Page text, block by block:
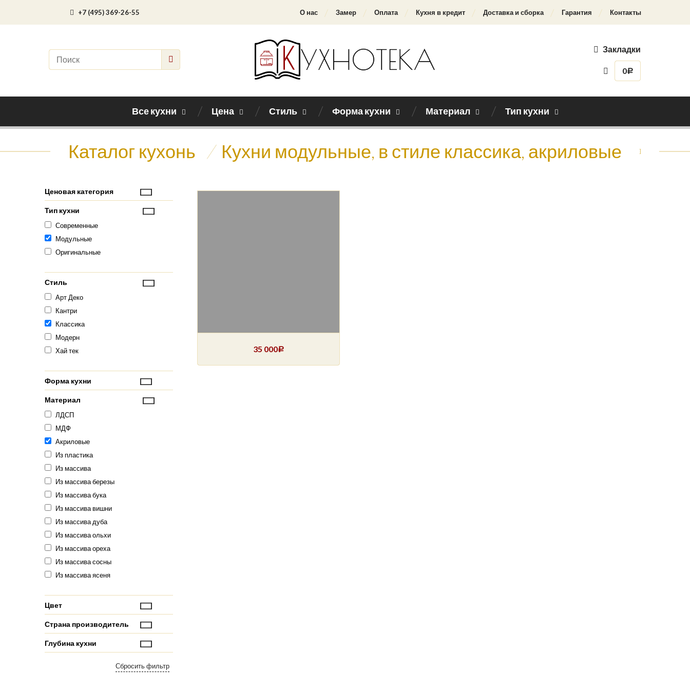
+7 (495) 369-26-55 О нас Замер Оплата Кухня в кредит Доставка и сборка Гарантия Контакты
Закладки
0Р
Все кухни Цена Стиль Форма кухни Материал Тип кухни
Каталог кухонь / Кухни модульные, в стиле классика, акриловые
Назад к каталогу
35 000Р
Ценовая категория
Тип кухни
Современные
Модульные
Оригинальные
Стиль
Арт Деко
Кантри
Классика
Модерн
Хай тек
Форма кухни
Материал
ЛДСП
МДФ
Акриловые
Из пластика
Из массива
Из массива березы
Из массива бука
Из массива вишни
Из массива дуба
Из массива ольхи
Из массива ореха
Из массива сосны
Из массива ясеня
Цвет
Страна производитель
Глубина кухни